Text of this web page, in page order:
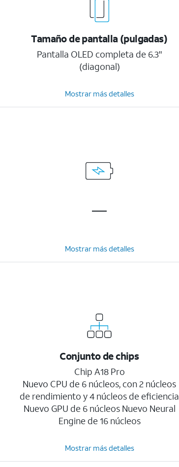
Tamaño de pantalla (pulgadas)
Pantalla OLED completa de 6.3"
(diagonal)
Mostrar más detalles
Mostrar más detalles
Conjunto de chips
Chip A18 Pro
Nuevo CPU de 6 núcleos, con 2 núcleos
de rendimiento y 4 núcleos de eficiencia
Nuevo GPU de 6 núcleos Nuevo Neural
Engine de 16 núcleos
Mostrar más detalles